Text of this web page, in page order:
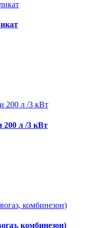
200 л /3 кВт
комбинезон)